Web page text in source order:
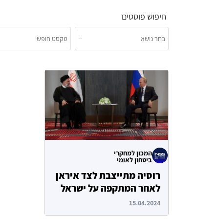
חיפוש פוסטים
המכון למחקרי
ביטחון לאומי
רוסיה מתייצבת לצד איראן
לאחר המתקפה על ישראל
15.04.2024